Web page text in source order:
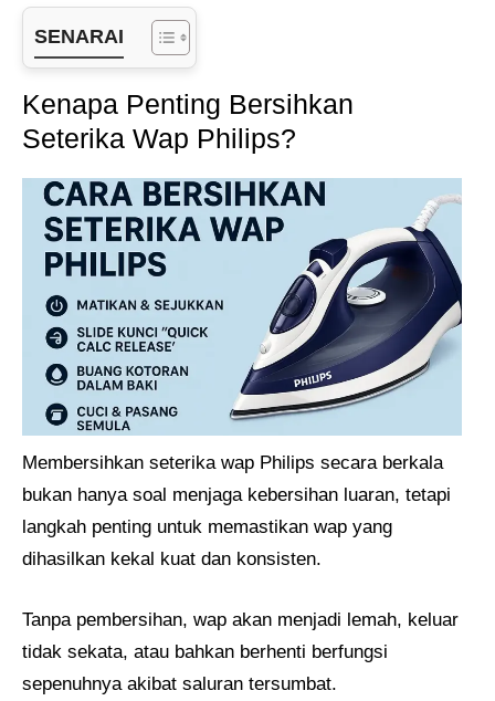
SENARAI
Kenapa Penting Bersihkan
Seterika Wap Philips?
Membersihkan seterika wap Philips secara berkala
bukan hanya soal menjaga kebersihan luaran, tetapi
langkah penting untuk memastikan wap yang
dihasilkan kekal kuat dan konsisten.
Tanpa pembersihan, wap akan menjadi lemah, keluar
tidak sekata, atau bahkan berhenti berfungsi
sepenuhnya akibat saluran tersumbat.